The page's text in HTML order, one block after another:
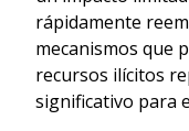
rápidamente
mecanismos que
recursos ilícitos
significativo para